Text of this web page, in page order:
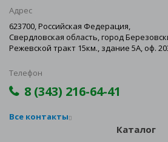
Адрес
623700, Российская Федерация,
Свердловская область, город
Режевской тракт 15км., здание 5А, оф.
Телефон
8 (343) 216-64-41
Все контакты
Каталог